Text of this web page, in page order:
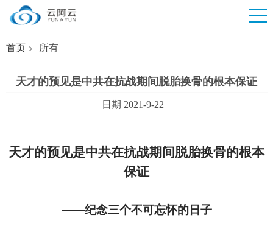
首页 所有
天才的预见是中共在抗战期间脱胎换骨的根本保证
日期 2021-9-22
天才的预见是中共在抗战期间脱胎换骨的根本
保证
——纪念三个不可忘怀的日子